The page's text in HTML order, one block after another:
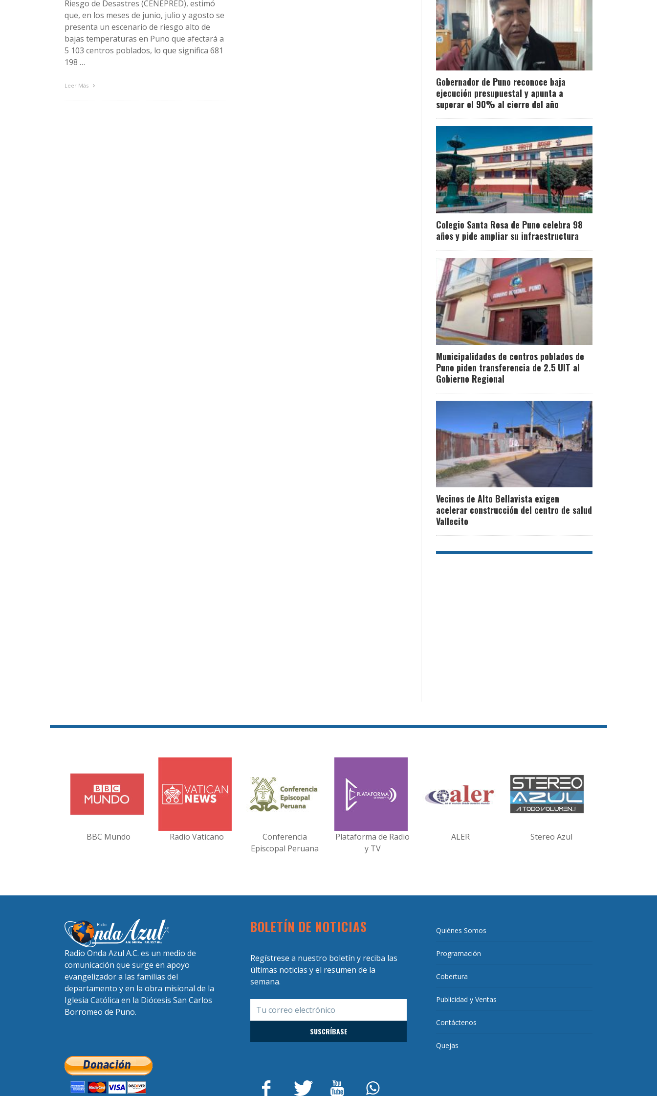
Riesgo de Desastres (CENEPRED), estimó
que, en los meses de junio, julio y agosto se
presenta un escenario de riesgo alto de
bajas temperaturas en Puno que afectará a
5 103 centros poblados, lo que significa 681
198 …
Leer Más
Gobernador de Puno reconoce baja
ejecución presupuestal y apunta a
superar el 90% al cierre del año
Colegio Santa Rosa de Puno celebra 98
años y pide ampliar su infraestructura
Municipalidades de centros poblados de
Puno piden transferencia de 2.5 UIT al
Gobierno Regional
Vecinos de Alto Bellavista exigen
acelerar construcción del centro de salud
Vallecito
BBC Mundo Radio Vaticano
Conferencia
Episcopal Peruana
Plataforma de Radio
y TV
ALER Stereo Azul
Radio Onda Azul A.C. es un medio de
comunicación que surge en apoyo
evangelizador a las familias del
departamento y en la obra misional de la
Iglesia Católica en la Diócesis San Carlos
Borromeo de Puno.
BOLETÍN DE NOTICIAS
Regístrese a nuestro boletín y reciba las
últimas noticias y el resumen de la
semana.
Quiénes Somos
Programación
Cobertura
Publicidad y Ventas
Contáctenos
Quejas